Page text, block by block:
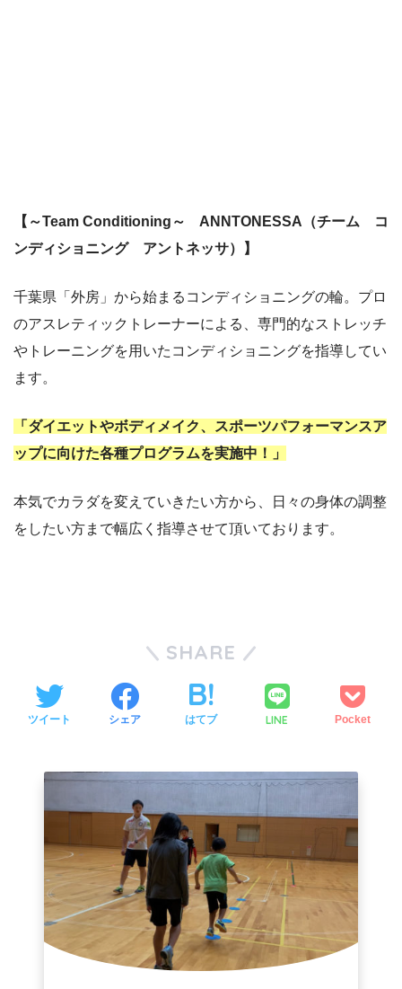
【～Team Conditioning～ ANNTONESSA（チーム コ
ンディショニング アントネッサ）】
千葉県「外房」から始まるコンディショニングの輪。プロ
のアスレティックトレーナーによる、専門的なストレッチ
やトレーニングを用いたコンディショニングを指導してい
ます。
「ダイエットやボディメイク、スポーツパフォーマンスア
ップに向けた各種プログラムを実施中！」
本気でカラダを変えていきたい方から、日々の身体の調整
をしたい方まで幅広く指導させて頂いております。
SHARE
ツイート シェア はてブ LINE Pocket